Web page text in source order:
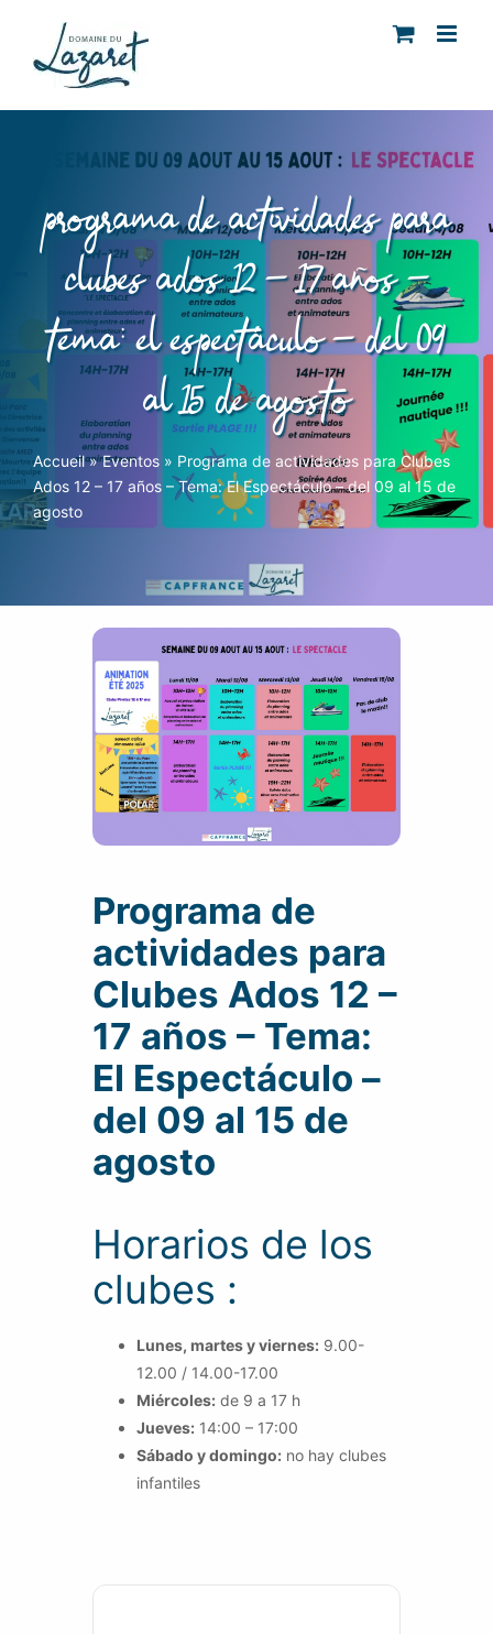
content
programa de actividades para
clubes ados 12 – 17 años –
tema: el espectáculo – del 09
al 15 de agosto
Accueil»Eventos» Programa de actividades para Clubes
Ados 12 – 17 años – Tema: El Espectáculo – del 09 al 15 de
agosto
Programa de
actividades para
Clubes Ados 12 –
17 años – Tema:
El Espectáculo –
del 09 al 15 de
agosto
Horarios de los
clubes :
Lunes, martes y viernes: 9.00-
12.00 / 14.00-17.00
Miércoles: de 9 a 17 h
Jueves: 14:00 – 17:00
Sábado y domingo: no hay clubes
infantiles